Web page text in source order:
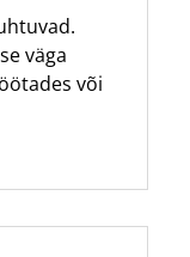
väga
või